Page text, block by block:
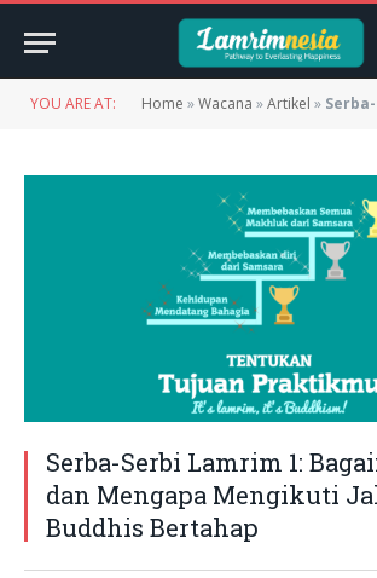
YOU ARE AT: Home »Wacana »Artikel » Serba-Serbi Lamrim 1:
Serba-Serbi Lamrim 1:
dan Mengapa Mengikuti
Buddhis Bertahap